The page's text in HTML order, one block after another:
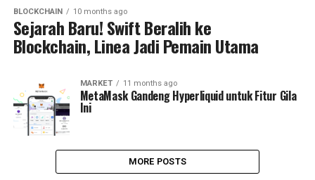
BLOCKCHAIN 10 months ago
Sejarah Baru! Swift Beralih ke
Blockchain, Linea Jadi Pemain Utama
MARKET 11 months ago
MetaMask Gandeng Hyperliquid untuk Fitur Gila
Ini
MORE POSTS